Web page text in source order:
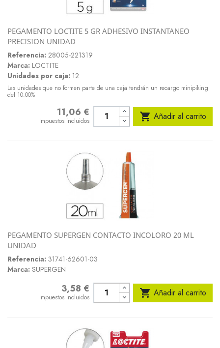
PEGAMENTO LOCTITE 5 GR ADHESIVO INSTANTANEO
PRECISION UNIDAD
Referencia: 28005-221319
Marca: LOCTITE
Unidades por caja: 12
Las unidades que no formen parte de una caja tendrán un recargo minipiking
del 10.00%
Precio11,06 €
Impuestos incluidos  Añadir al carrito
PEGAMENTO SUPERGEN CONTACTO INCOLORO 20 ML
UNIDAD
Referencia: 31741-62601-03
Marca: SUPERGEN
3,58 €
Impuestos incluidos  Añadir al carrito